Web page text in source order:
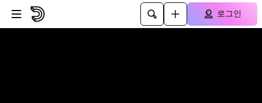
플레이어로 건너뛰기
본문으로 건너뛰기
로그인